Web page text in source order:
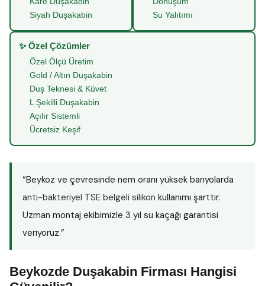
Siyah Duşakabin
Su Yalıtımı
✨ Özel Çözümler
Özel Ölçü Üretim
Gold / Altın Duşakabin
Duş Teknesi & Küvet
L Şekilli Duşakabin
Açılır Sistemli
Ücretsiz Keşif
“Beykoz ve çevresinde nem oranı yüksek banyolarda
anti-bakteriyel TSE belgeli silikon kullanımı şarttır.
Uzman montaj ekibimizle 3 yıl su kaçağı garantisi
veriyoruz.”
Beykozde Duşakabin Firması Hangisi